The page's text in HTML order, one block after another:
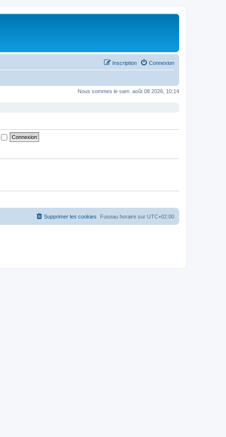
Connexion
Inscription
Nous sommes le sam. août 08 2026, 10:14
Fuseau horaire sur UTC+02:00
Supprimer les cookies